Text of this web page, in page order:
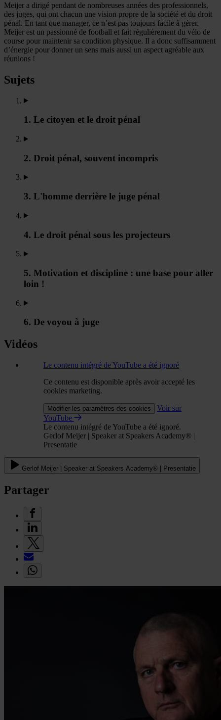
Meijer a dirigé pendant de nombreuses années des professionnels,
des juges, qui ont chacun une vision propre de la société et du droit
pénal. En tant que manager, ce n’est pas toujours facile à gérer.
Meijer est un passionné de football et fait régulièrement du vélo de
course pour maintenir sa condition physique. Il a donc suffisamment
d’énergie pour donner un sens mais aussi un aspect agréable aux
réunions !
Sujets
1. Le citoyen et le droit pénal
2. Droit pénal, souvent incompris
3. L'homme derrière le juge pénal
4. Le droit pénal sous les projecteurs
5. Motivation et discipline : une base pour aller
loin !
6. De voyou à juge
Vidéos
Le contenu intégré de YouTube a été ignoré
Ce contenu est disponible après avoir accepté les
cookies marketing.
Modifier les paramètres des cookies
Voir sur
YouTube
Le contenu intégré de YouTube a été ignoré.
Gerlof Meijer | Speaker at Speakers Academy® |
Presentatie
Gerlof Meijer | Speaker at Speakers Academy® | Presentatie
Partager